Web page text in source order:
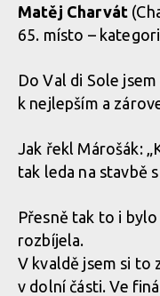
Matěj Charvát
65. místo –
Do Val di Sole
k nejlepším a
Jak řekl Márošák:
tak leda na stavbě
Přesně tak to i
rozbíjela.
V kvaldě jsem si to
v dolní části. Ve